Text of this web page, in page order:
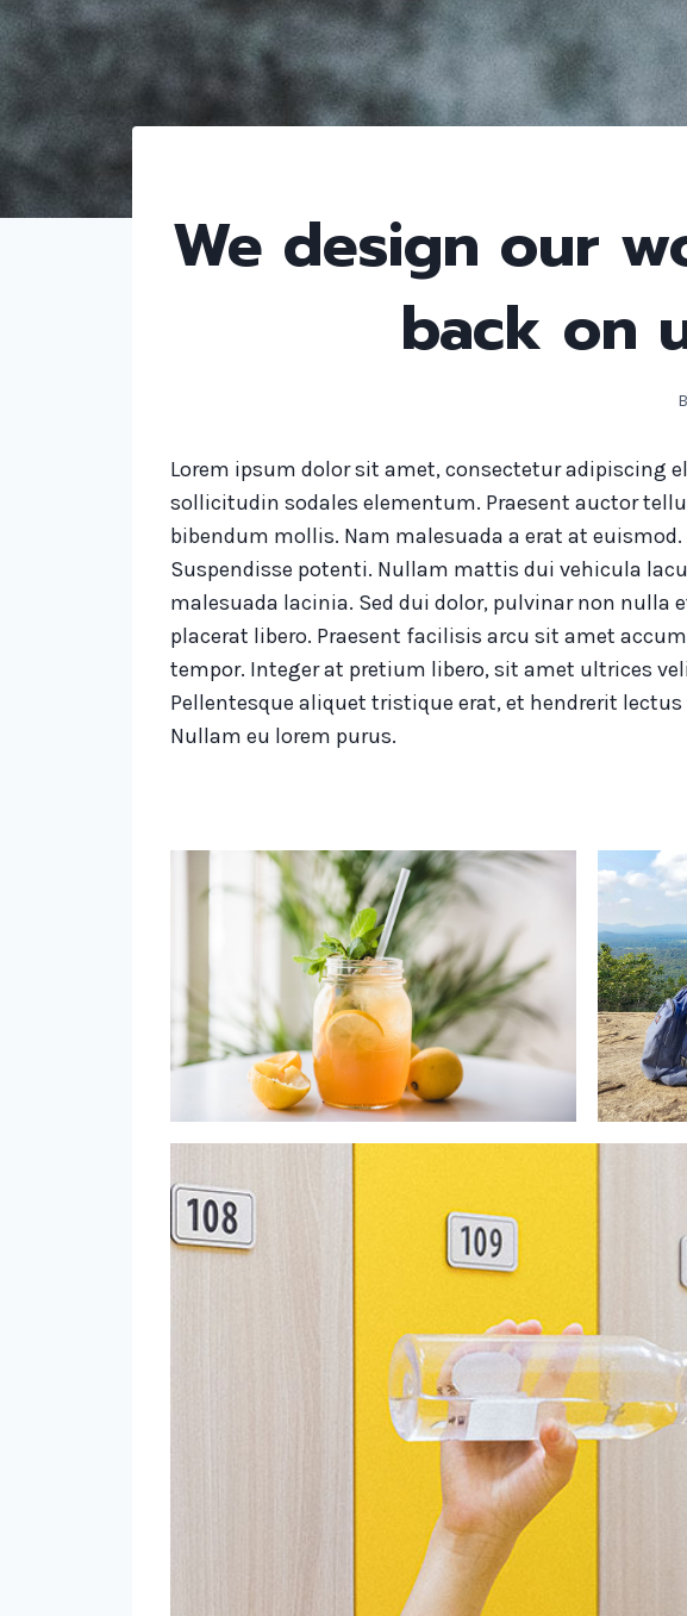
We design our
back on
Lorem ipsum dolor sit amet, consectetur adipiscing
sollicitudin sodales elementum. Praesent auctor
bibendum mollis. Nam malesuada a erat at euismod.
Suspendisse potenti. Nullam mattis dui vehicula
malesuada lacinia. Sed dui dolor, pulvinar non nulla
placerat libero. Praesent facilisis arcu sit amet
tempor. Integer at pretium libero, sit amet ultrices
Pellentesque aliquet tristique erat, et hendrerit lectus
Nullam eu lorem purus.